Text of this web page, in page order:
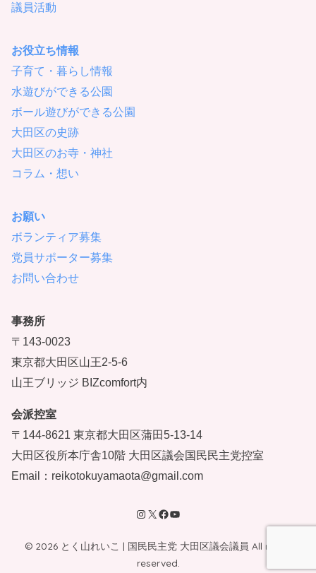
議員活動
お役立ち情報
子育て・暮らし情報
水遊びができる公園
ボール遊びができる公園
大田区の史跡
大田区のお寺・神社
コラム・想い
お願い
ボランティア募集
党員サポーター募集
お問い合わせ
事務所
〒143-0023
東京都大田区山王2-5-6
山王ブリッジ BIZcomfort内
会派控室
〒144-8621 東京都大田区蒲田5-13-14
大田区役所本庁舎10階 大田区議会国民民主党控室
Email：reikotokuyamaota@gmail.com
© 2026 とく山れいこ | 国民民主党 大田区議会議員 All rights
reserved.